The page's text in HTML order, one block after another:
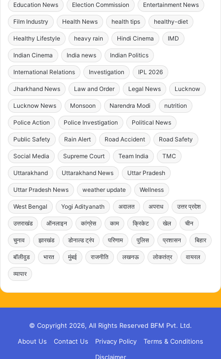
Education News Election Commission Entertainment News
Film Industry Health News health tips healthy-diet
Healthy Lifestyle heavy rain Hindi Cinema IMD
Indian Cinema India news Indian Politics
International Relations Investigation IPL 2026
Jharkhand News Law and Order Legal News Lucknow
Lucknow News Monsoon Narendra Modi nutrition
Police Action Police Investigation Political News
Public Safety Rain Alert Road Accident Road Safety
Social Media Supreme Court Team India TMC
Uttarakhand Uttarakhand News Uttar Pradesh
Uttar Pradesh News weather update Wellness
West Bengal Yogi Adityanath अदालत अपराध उत्तर प्रदेश
उत्तराखंड ऑनलाइन कांग्रेस काम क्रिकेट खेल चीन
चुनाव झारखंड डोनाल्ड ट्रंप परिणाम पुलिस प्रशासन बिहार
बॉलीवुड भारत मुंबई राजनीति लखनऊ लोकतंत्र वायरल
व्यापार
© Copyright 2026, All Rights Reserved BFM Pvt. Ltd.
About Us
Contact Us Privacy Policy
Terms & Conditions
Disclaimer